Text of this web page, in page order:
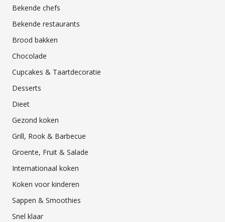
Bekende chefs
Bekende restaurants
Brood bakken
Chocolade
Cupcakes & Taartdecoratie
Desserts
Dieet
Gezond koken
Grill, Rook & Barbecue
Groente, Fruit & Salade
Internationaal koken
Koken voor kinderen
Sappen & Smoothies
Snel klaar